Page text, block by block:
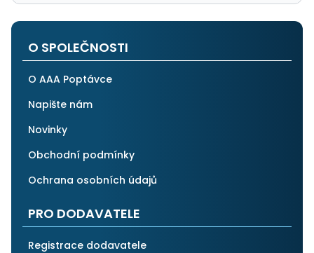
O SPOLEČNOSTI
O AAA Poptávce
Napište nám
Novinky
Obchodní podmínky
Ochrana osobních údajů
PRO DODAVATELE
Registrace dodavatele